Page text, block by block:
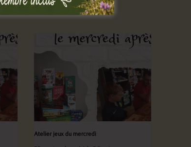
Atelier jeux du mercredi